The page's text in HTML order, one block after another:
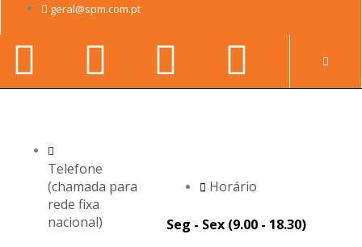
content
geral@spm.com.pt
Facebook-
f
Youtube
Linkedin-
in
Telefone
(chamada para
rede fixa
nacional)
Horário
Seg - Sex (9.00 - 18.30)